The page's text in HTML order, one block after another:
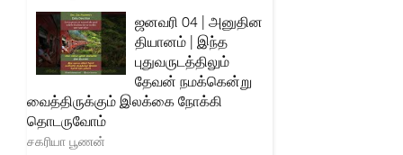
ஜனவரி 04 | அனுதின
தியானம் | இந்த
புதுவருடத்திலும்
தேவன் நமக்கென்று
வைத்திருக்கும் இலக்கை நோக்கி
தொடருவோம்
சகரியா பூணன்